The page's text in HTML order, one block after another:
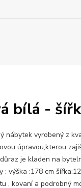
bílá -
nábytek vyrobený z
úpravou,kterou
je kladen na
: výška :178 cm
, kovaní a podrobný